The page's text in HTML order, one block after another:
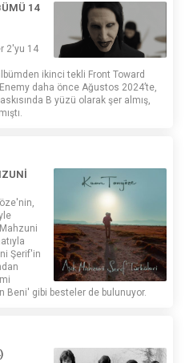
14
2'yu 14
ikinci tekli Front Toward
daha önce Ağustos 2024’te,
B yüzü olarak şer almış,
Şerif'in
Beni' gibi besteler de bulunuyor.